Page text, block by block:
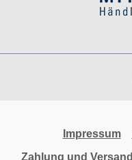
Impressum
Zahlung und Versand